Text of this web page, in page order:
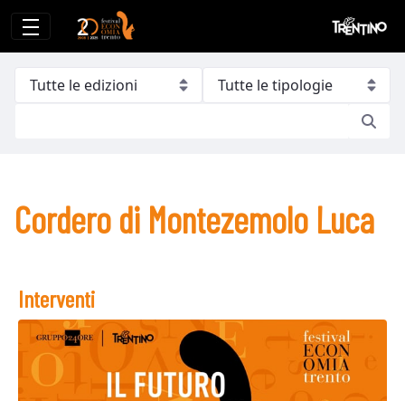
Cordero di Montezemolo Luca
Cordero di Montezemolo Luca
Interventi